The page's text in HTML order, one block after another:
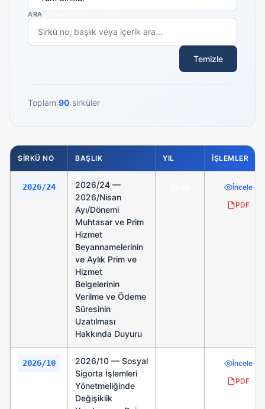
ARA
Temizle
Toplam 90 sirküler
SİRKÜ NO BAŞLIK YIL İŞLEMLER
2026/24
2026/24 —
2026/Nisan
Ayı/Dönemi
Muhtasar ve Prim
Hizmet
Beyannamelerinin
ve Aylık Prim ve
Hizmet
Belgelerinin
Verilme ve Ödeme
Süresinin
Uzatılması
Hakkında Duyuru
İncele
PDF
2026/10
2026/10 — Sosyal
Sigorta İşlemleri
Yönetmeliğinde
Değişiklik
İncele
PDF